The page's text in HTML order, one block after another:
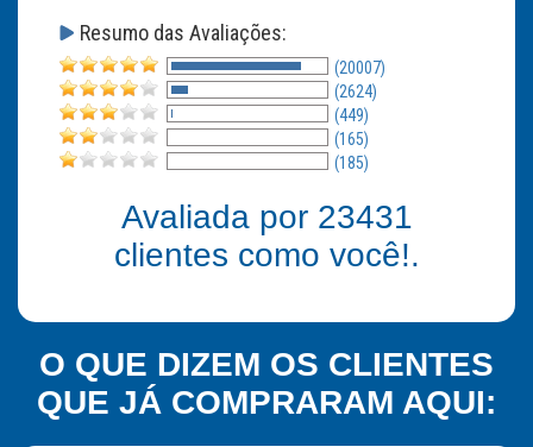
Resumo das Avaliações:
(20007)
(2624)
(449)
(165)
(185)
Avaliada por 23431
clientes como você!.
O QUE DIZEM OS CLIENTES
QUE JÁ COMPRARAM AQUI: